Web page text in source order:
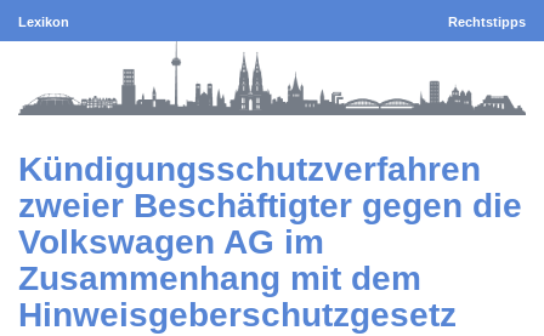
Lexikon Rechtstipps
Kündigungsschutzverfahren
zweier Beschäftigter gegen die
Volkswagen AG im
Zusammenhang mit dem
Hinweisgeberschutzgesetz